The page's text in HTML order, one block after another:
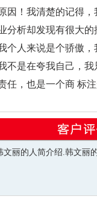
因！我清楚的记得
分析却发现有很大
个人来说是个骄傲
不是在夸我自己，
任，也是一个商 标
丽的人简介绍.韩文丽